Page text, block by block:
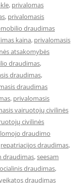
, privalomas
, privalomasis
draudimas
kaina, privalomasis
atsakomybės
draudimas,
draudimas,
draudimas
, privalomasis
vairuotojų civilinės
civilinės
draudimo
repatriacijos draudimas,
draudimas,seesam
draudimas,
draudimas